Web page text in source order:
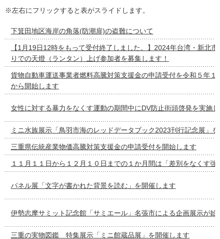
※左右にフリックすると表がスライドします。
下箕田地区海岸の角落(防潮扉)の盗難について
【1月19日12時をもって受付終了しました。】2024年台湾・新北
りでの天燈（ランタン）上げ参加者を募集します！
貨物自動車運送事業者燃料高騰対策支援金の申請受付を令和５年１
から開始します
女性に対する暴力をなくす運動の期間中にDV防止街頭啓発を実施
ミニ水族展示「鳥羽市海のレッドデータブック2023刊行記念展」
三重県伝統産業物価高騰対策支援金の申請受付を開始します
１１月１１日から１２月１０日までの１か月間は「差別をなくす強
パネル展「文字が書かれた背景を読む」を開催します
伊勢志摩サミット記念館「サミエール」名張市による企画展示が始
三重の実物図鑑 特集展示「ミニ館蔵品展」を開催します